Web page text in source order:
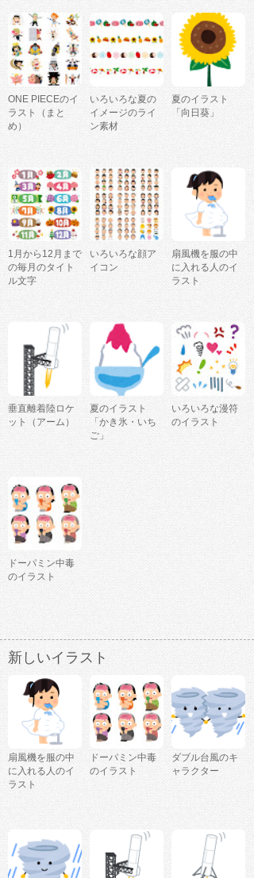
ONE PIECEのイ
ラスト（まと
め）
いろいろな夏の
イメージのライ
ン素材
夏のイラスト
「向日葵」
1月から12月まで
の毎月のタイト
ル文字
いろいろな顔ア
イコン
扇風機を服の中
に入れる人のイ
ラスト
垂直離着陸ロケ
ット（アーム）
夏のイラスト
「かき氷・いち
ご」
いろいろな漫符
のイラスト
ドーパミン中毒
のイラスト
新しいイラスト
扇風機を服の中
に入れる人のイ
ラスト
ドーパミン中毒
のイラスト
ダブル台風のキ
ャラクター